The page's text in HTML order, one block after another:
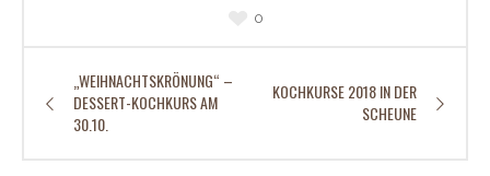
0
„WEIHNACHTSKRÖNUNG“ –
DESSERT-KOCHKURS AM
30.10.
KOCHKURSE 2018 IN DER
SCHEUNE